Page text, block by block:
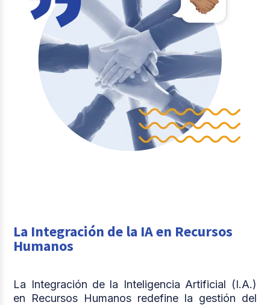
La Integración de la IA en Recursos
Humanos
La Integración de la Inteligencia Artificial (I.A.)
en Recursos Humanos redefine la gestión del